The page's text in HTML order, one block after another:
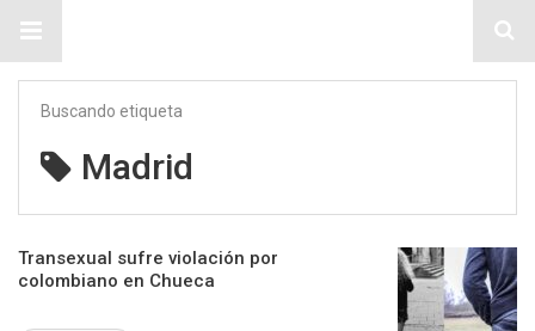
Buscando etiqueta
Madrid
Transexual sufre violación por
colombiano en Chueca